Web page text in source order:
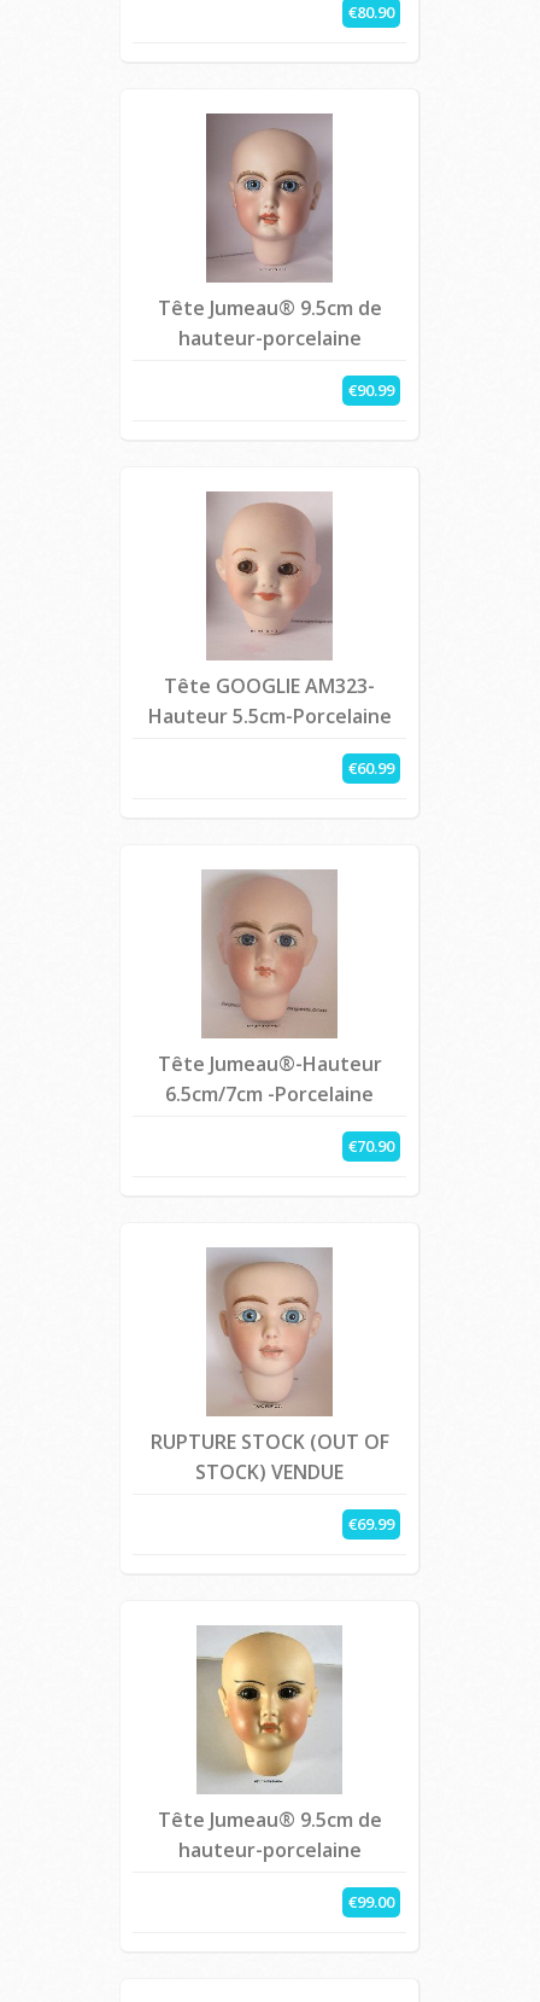
€80.90
Tête Jumeau® 9.5cm de
hauteur-porcelaine
€90.99
Tête GOOGLIE AM323-
Hauteur 5.5cm-Porcelaine
€60.99
Tête Jumeau®-Hauteur
6.5cm/7cm -Porcelaine
€70.90
RUPTURE STOCK (OUT OF
STOCK) VENDUE
€69.99
Tête Jumeau® 9.5cm de
hauteur-porcelaine
€99.00